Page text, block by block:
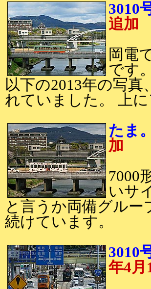
追加
岡電
です。
以下の2013年の写
れていました。 上
たま
加
7000
いサ
と言うか両備グル
続けています。
3010
年4月